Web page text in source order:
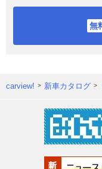
carview! 新車カタログ